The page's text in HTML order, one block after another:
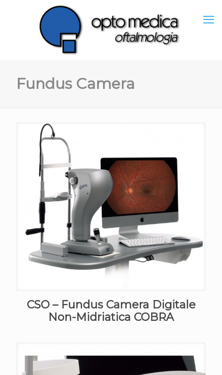
Fundus Camera
CSO – Fundus Camera Digitale
Non-Midriatica COBRA